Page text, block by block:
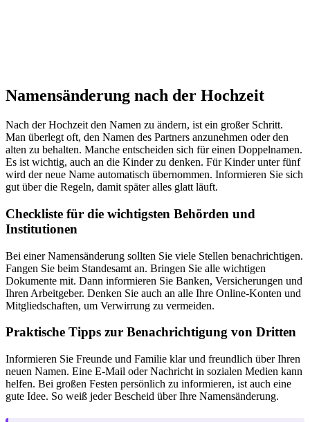
Namensänderung nach der Hochzeit
Nach der Hochzeit den Namen zu ändern, ist ein großer Schritt.
Man überlegt oft, den Namen des Partners anzunehmen oder den
alten zu behalten. Manche entscheiden sich für einen Doppelnamen.
Es ist wichtig, auch an die Kinder zu denken. Für Kinder unter fünf
wird der neue Name automatisch übernommen. Informieren Sie sich
gut über die Regeln, damit später alles glatt läuft.
Checkliste für die wichtigsten Behörden und
Institutionen
Bei einer Namensänderung sollten Sie viele Stellen benachrichtigen.
Fangen Sie beim Standesamt an. Bringen Sie alle wichtigen
Dokumente mit. Dann informieren Sie Banken, Versicherungen und
Ihren Arbeitgeber. Denken Sie auch an alle Ihre Online-Konten und
Mitgliedschaften, um Verwirrung zu vermeiden.
Praktische Tipps zur Benachrichtigung von Dritten
Informieren Sie Freunde und Familie klar und freundlich über Ihren
neuen Namen. Eine E-Mail oder Nachricht in sozialen Medien kann
helfen. Bei großen Festen persönlich zu informieren, ist auch eine
gute Idee. So weiß jeder Bescheid über Ihre Namensänderung.